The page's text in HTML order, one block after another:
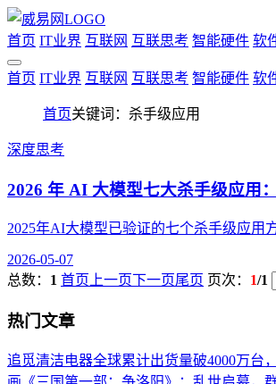
首页 IT业界 互联网 互联思考 智能硬件 软
首页 IT业界 互联网 互联思考 智能硬件 软
首页关键词：杀手级应用
深度思考
2026 年 AI 大模型七大杀手级应用
2025年AI大模型已验证的七个杀手级应
2026-05-07
总数： 1 首页上一页下一页尾页 页次： 1/1
热门文章
追觅清洁电器全球累计出货量破4000万台